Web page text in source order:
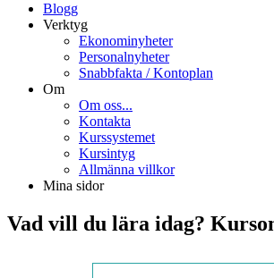
Blogg
Verktyg
Ekonominyheter
Personalnyheter
Snabbfakta / Kontoplan
Om
Om oss...
Kontakta
Kurssystemet
Kursintyg
Allmänna villkor
Mina sidor
Vad vill du lära idag?